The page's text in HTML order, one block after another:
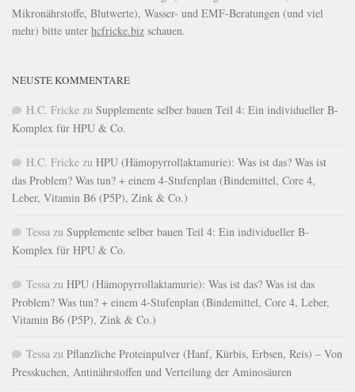
Mikronährstoffe, Blutwerte), Wasser- und EMF-Beratungen (und viel
mehr) bitte unter hcfricke.biz schauen.
NEUSTE KOMMENTARE
H.C. Fricke zu Supplemente selber bauen Teil 4: Ein individueller B-
Komplex für HPU & Co.
H.C. Fricke zu HPU (Hämopyrrollaktamurie): Was ist das? Was ist
das Problem? Was tun? + einem 4-Stufenplan (Bindemittel, Core 4,
Leber, Vitamin B6 (P5P), Zink & Co.)
Tessa zu Supplemente selber bauen Teil 4: Ein individueller B-
Komplex für HPU & Co.
Tessa zu HPU (Hämopyrrollaktamurie): Was ist das? Was ist das
Problem? Was tun? + einem 4-Stufenplan (Bindemittel, Core 4, Leber,
Vitamin B6 (P5P), Zink & Co.)
Tessa zu Pflanzliche Proteinpulver (Hanf, Kürbis, Erbsen, Reis) – Von
Presskuchen, Antinährstoffen und Verteilung der Aminosäuren